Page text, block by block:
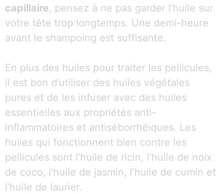
capillaire, pensez à ne pas garder l’huile sur
votre tête trop longtemps. Une demi-heure
avant le shampoing est suffisante.
En plus des huiles pour traiter les pellicules,
il est bon d’utiliser des huiles végétales
pures et de les infuser avec des huiles
essentielles aux propriétés anti-
inflammatoires et antiséborrhéiques. Les
huiles qui fonctionnent bien contre les
pellicules sont l’huile de ricin, l’huile de noix
de coco, l’huile de jasmin, l’huile de cumin et
l’huile de laurier.